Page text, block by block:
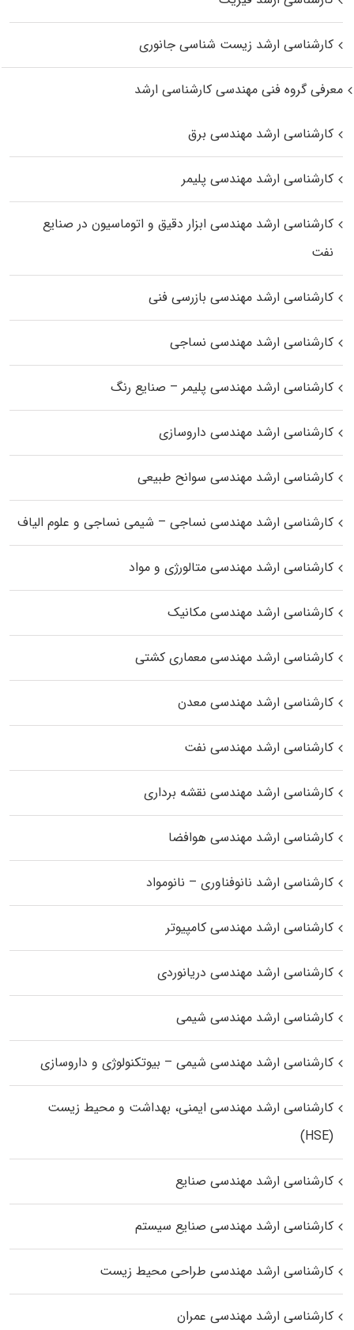
کارشناسی ارشد زیست‌ شناسی جانوری
معرفی گروه فنی مهندسی کارشناسی ارشد
کارشناسی ارشد مهندسی برق
کارشناسی ارشد مهندسی پلیمر
کارشناسی ارشد مهندسی ابزار دقیق و اتوماسیون در صنایع
نفت
کارشناسی ارشد مهندسی بازرسی فنی
کارشناسی ارشد مهندسی نساجی
کارشناسی ارشد مهندسی پلیمر – صنایع رنگ
کارشناسی ارشد مهندسی داروسازی
کارشناسی ارشد مهندسی سوانح طبیعی
کارشناسی ارشد مهندسی نساجی – شیمی نساجی و علوم الیاف
کارشناسی ارشد مهندسی متالورژی و مواد
کارشناسی ارشد مهندسی مکانیک
کارشناسی ارشد مهندسی معماری کشتی
کارشناسی ارشد مهندسی معدن
کارشناسی ارشد مهندسی نفت
کارشناسی ارشد مهندسی نقشه برداری
کارشناسی ارشد مهندسی هوافضا
کارشناسی ارشد نانوفناوری – نانومواد
کارشناسی ارشد مهندسی کامپیوتر
کارشناسی ارشد مهندسی دریانوردی
کارشناسی ارشد مهندسی شیمی
کارشناسی ارشد مهندسی شیمی – بیوتکنولوژی و داروسازی
کارشناسی ارشد مهندسی ایمنی، بهداشت و محیط زیست
(HSE)
کارشناسی ارشد مهندسی صنایع
کارشناسی ارشد مهندسی صنایع سیستم
کارشناسی ارشد مهندسی طراحی محیط زیست
کارشناسی ارشد مهندسی عمران